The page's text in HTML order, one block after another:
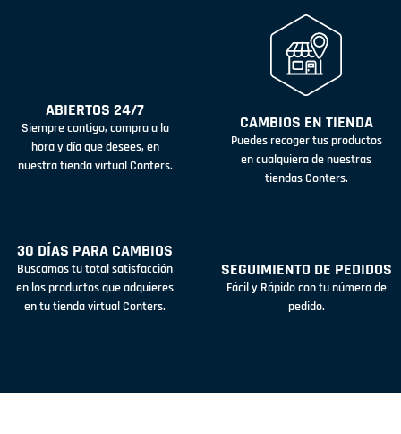
ABIERTOS 24/7
Siempre contigo, compra a la
hora y día que desees, en
nuestra tienda virtual Conters.
CAMBIOS EN TIENDA
Puedes recoger tus productos
en cualquiera de nuestras
tiendas Conters.
30 DÍAS PARA CAMBIOS
Buscamos tu total satisfacción
en los productos que adquieres
en tu tienda virtual Conters.
SEGUIMIENTO DE PEDIDOS
Fácil y Rápido con tu número de
pedido.